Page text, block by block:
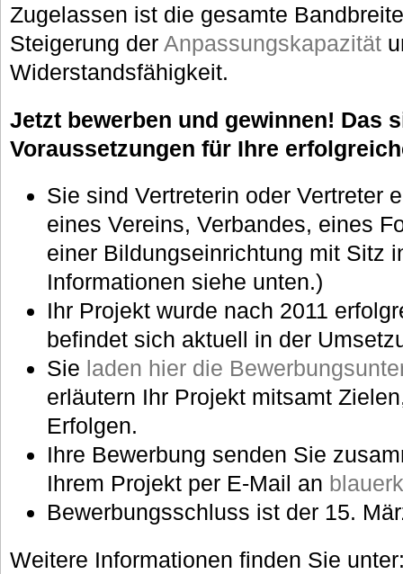
Zugelassen ist die gesamte
Steigerung der Anpassungskapazität
Widerstandsfähigkeit.
Jetzt bewerben und gewinnen! Das
Voraussetzungen für Ihre
Sie sind Vertreterin oder Vertreter
eines Vereins, Verbandes, eines
einer Bildungseinrichtung mit Sitz
Informationen siehe unten.)
Ihr Projekt wurde nach 2011
befindet sich aktuell in der
Sie laden hier die
erläutern Ihr Projekt mitsamt
Erfolgen.
Ihre Bewerbung senden Sie
Ihrem Projekt per E-Mail an
Bewerbungsschluss ist der 15.
Weitere Informationen finden Sie